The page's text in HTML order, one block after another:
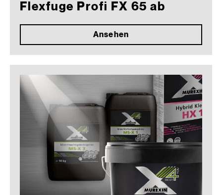
Flexfuge Profi FX 65 ab
Ansehen